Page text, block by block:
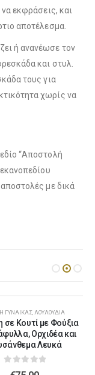
εκφράσεις, και
αποτέλεσμα.
ή ανανέωσε τον
και στυλ.
τους για
χωρίς να
“Αποστολή
με δικά
ΓΥΝΑΊΚΑΣ ΛΟΥΛΟΎΔΙΑ
σε Κουτί με Φούξια
Ορχιδέα και
Λευκά
out of 5